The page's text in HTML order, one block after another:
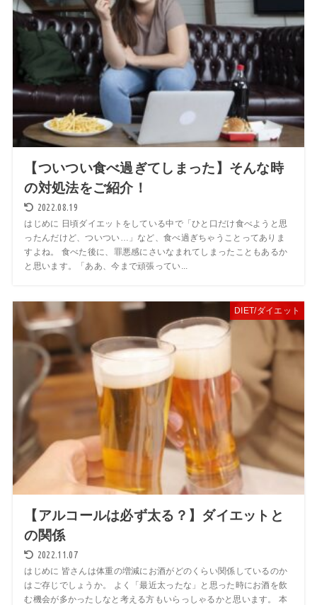
【ついつい食べ過ぎてしまった】そんな時
の対処法をご紹介！
2022.08.19
はじめに 日頃ダイエットをしている中で「ひと口だけ食べようと思
ったんだけど、ついつい…」など、食べ過ぎちゃうことってありま
すよね。 食べた後に、罪悪感にさいなまれてしまったこともあるか
と思います。「ああ、今まで頑張ってい...
DIET/ダイエット
【アルコールは必ず太る？】ダイエットと
の関係
2022.11.07
はじめに 皆さんは体重の増減にお酒がどのくらい関係しているのか
はご存じでしょうか。 よく「最近太ったな」と思った時にお酒を飲
む機会が多かったしなと考える方もいらっしゃるかと思います。 本